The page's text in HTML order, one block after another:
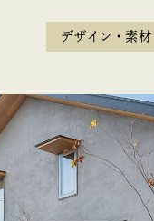
デザイン・素材